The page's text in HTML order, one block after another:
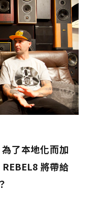
了本地化而加
將帶給